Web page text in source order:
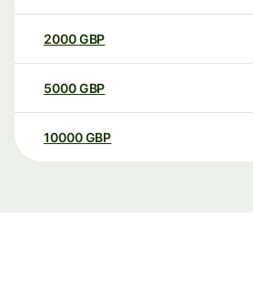
2000GBP
5000GBP
10000 GBP